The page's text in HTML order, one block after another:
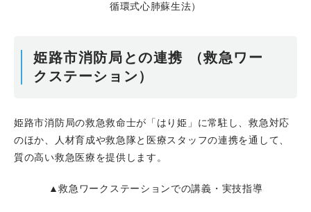
循環式心肺蘇生法）
姫路市消防局との連携 （救急ワー
クステーション）
姫路市消防局の救急救命士が「はり姫」に常駐し、救急対応
のほか、人材育成や救急隊と医療スタッフの連携を通して、
質の高い救急医療を提供します。
▲救急ワークステーションでの講義・実技指導